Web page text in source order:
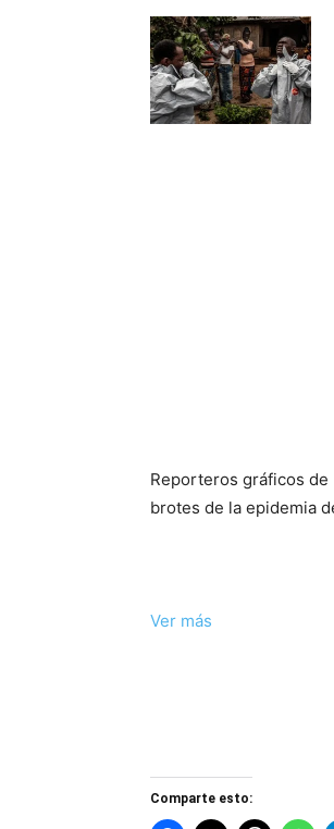
Reporteros gráficos de
brotes de la epidemia
Ver más
Comparte esto: